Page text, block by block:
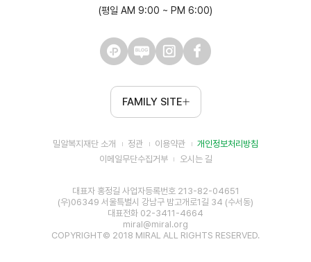
(평일 AM 9:00 ~ PM 6:00)
FAMILY SITE
밀알복지재단 소개 정관 이용약관
개인정보처리방침
이메일무단수집거부
오시는 길
대표자 홍정길 사업자등록번호 213-82-04651
(우)06349 서울특별시 강남구 밤고개로1길 34 (수서동)
대표전화 02-3411-4664
miral@miral.org
COPYRIGHT© 2018 MIRAL ALL RIGHTS RESERVED.